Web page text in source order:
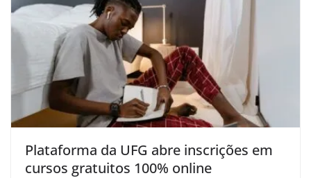
Plataforma da UFG abre inscrições em
cursos gratuitos 100% online